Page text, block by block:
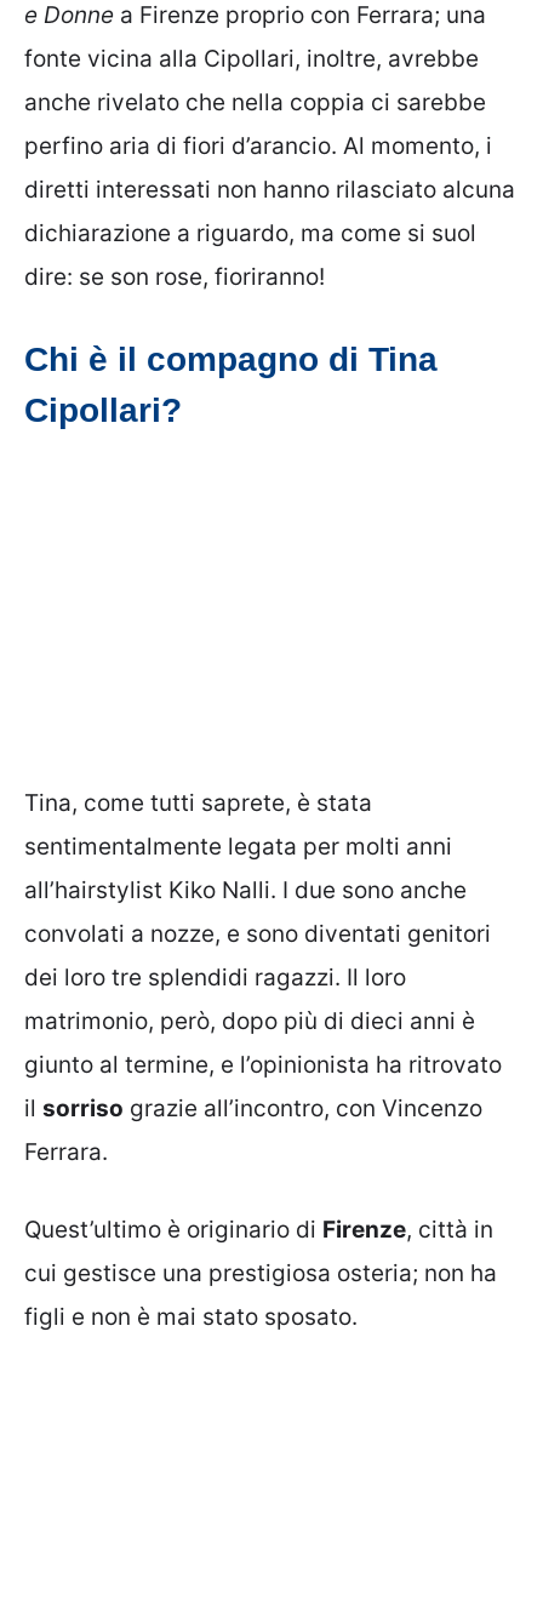
e Donne a Firenze proprio con Ferrara; una
fonte vicina alla Cipollari, inoltre, avrebbe
anche rivelato che nella coppia ci sarebbe
perfino aria di fiori d’arancio. Al momento, i
diretti interessati non hanno rilasciato alcuna
dichiarazione a riguardo, ma come si suol
dire: se son rose, fioriranno!
Chi è il compagno di Tina
Cipollari?
Tina, come tutti saprete, è stata
sentimentalmente legata per molti anni
all’hairstylist Kiko Nalli. I due sono anche
convolati a nozze, e sono diventati genitori
dei loro tre splendidi ragazzi. Il loro
matrimonio, però, dopo più di dieci anni è
giunto al termine, e l’opinionista ha ritrovato
il sorriso grazie all’incontro, con Vincenzo
Ferrara.
Quest’ultimo è originario di Firenze, città in
cui gestisce una prestigiosa osteria; non ha
figli e non è mai stato sposato.